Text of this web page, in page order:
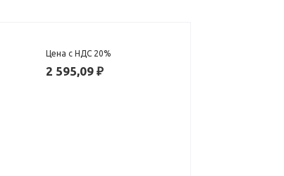
Цена с НДС 20%
2 595,09 ₽